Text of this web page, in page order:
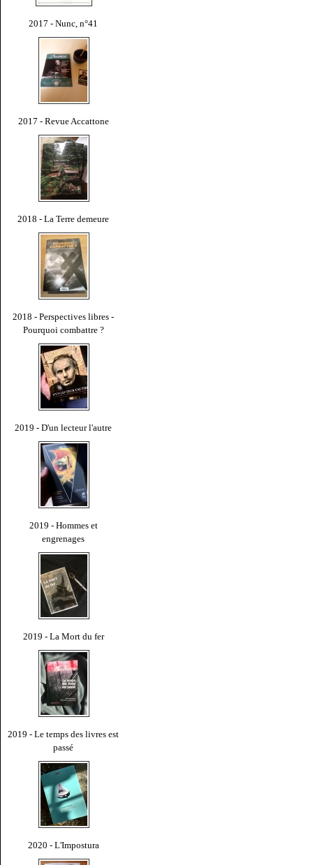
2017 - Nunc, n°41
2017 - Revue Accattone
2018 - La Terre demeure
2018 - Perspectives libres -
Pourquoi combattre ?
2019 - D'un lecteur l'autre
2019 - Hommes et
engrenages
2019 - La Mort du fer
2019 - Le temps des livres est
passé
2020 - L'Impostura